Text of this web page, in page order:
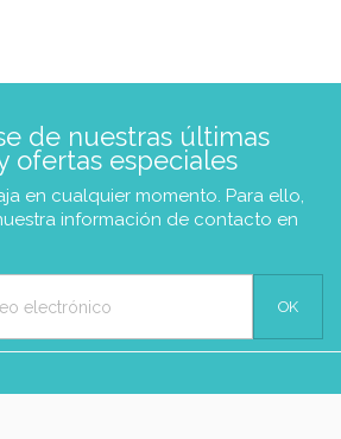
de nuestras últimas
ofertas especiales
en cualquier momento. Para ello,
información de contacto en